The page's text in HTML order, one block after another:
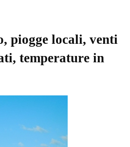
piogge locali, venti
temperature in